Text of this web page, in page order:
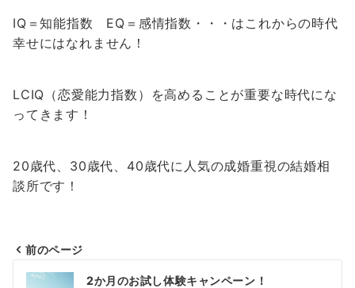
IQ＝知能指数 EQ＝感情指数・・・はこれからの時代
幸せにはなれません！
LCIQ（恋愛能力指数）を高めることが重要な時代にな
ってきます！
20歳代、30歳代、40歳代に人気の成婚重視の結婚相
談所です！
投
前のページ
2か月のお試し体験キャンペーン！